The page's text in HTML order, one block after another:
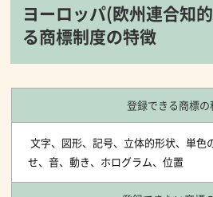
ヨーロッパ(欧州連合知
る商標制度の特徴
登録できる商標の
文字、図形、記号、立体的形状、単色
せ、音、動き、ホログラム、位置